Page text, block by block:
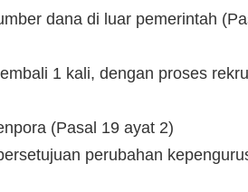
dana di luar pemerintah
1 kali, dengan proses
(Pasal 19 ayat 2)
perubahan